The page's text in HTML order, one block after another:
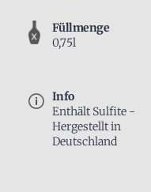
Füllmenge
0,75l
Info
Enthält Sulfite -
Hergestellt in
Deutschland